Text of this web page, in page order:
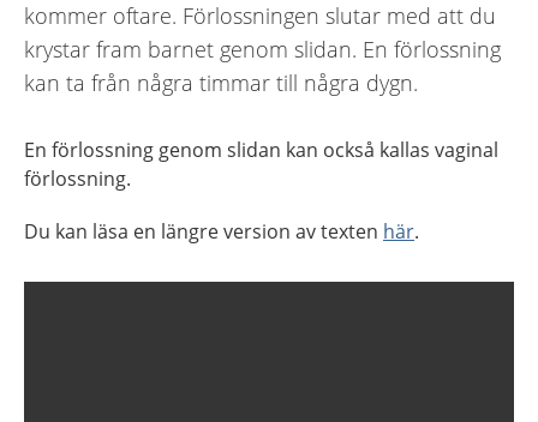
kommer oftare. Förlossningen slutar med att du
krystar fram barnet genom slidan. En förlossning
kan ta från några timmar till några dygn.
En förlossning genom slidan kan också kallas vaginal
förlossning.
Du kan läsa en längre version av texten här.